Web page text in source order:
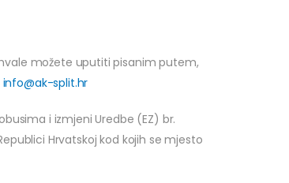
možete uputiti pisanim putem,
info@ak-split.hr
i izmjeni Uredbe (EZ) br.
Hrvatskoj kod kojih se mjesto